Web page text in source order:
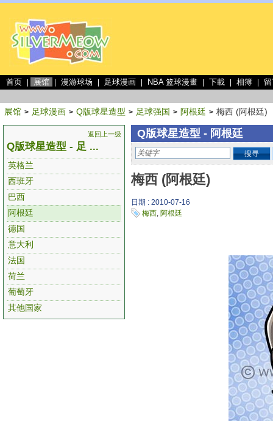
首页 展馆 漫游球场 足球漫画 NBA 篮球漫畫 下載 相簿
展馆 > 足球漫画 > Q版球星造型 > 足球强国 > 阿根廷 > 梅西 (阿根廷)
返回上一级
Q版球星造型 - 足 ...
英格兰
西班牙
巴西
阿根廷
德国
意大利
法国
荷兰
葡萄牙
其他国家
Q版球星造型 - 阿根廷
搜寻
梅西 (阿根廷)
日期 : 2010-07-16
梅西, 阿根廷